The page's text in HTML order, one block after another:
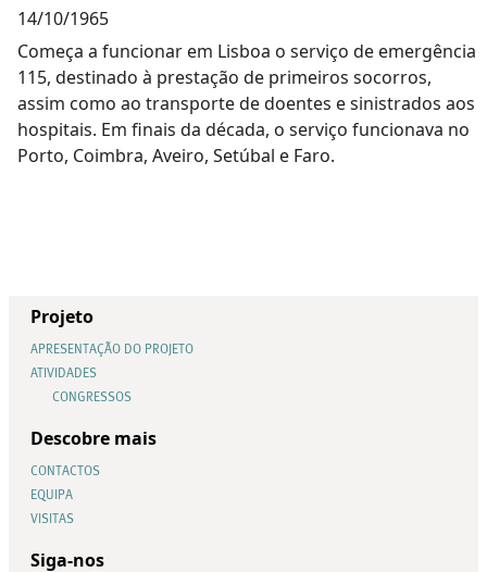
14/10/1965
Começa a funcionar em Lisboa o serviço de emergência
115, destinado à prestação de primeiros socorros,
assim como ao transporte de doentes e sinistrados aos
hospitais. Em finais da década, o serviço funcionava no
Porto, Coimbra, Aveiro, Setúbal e Faro.
Projeto
APRESENTAÇÃO DO PROJETO
ATIVIDADES
CONGRESSOS
Descobre mais
CONTACTOS
EQUIPA
VISITAS
Siga-nos